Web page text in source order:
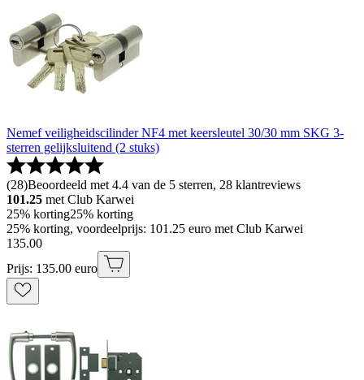
Nemef veiligheidscilinder NF4 met keersleutel 30/30 mm SKG 3-
sterren gelijksluitend (2 stuks)
(28)Beoordeeld met 4.4 van de 5 sterren, 28 klantreviews
101.25 met Club Karwei
25% korting25% korting
25% korting, voordeelprijs: 101.25 euro met Club Karwei
135.00
Prijs: 135.00 euro